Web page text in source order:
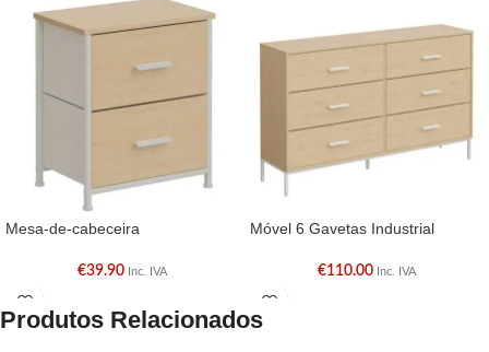
Mesa-de-cabeceira
€39.90 Inc. IVA
Móvel 6 Gavetas Industrial
€110.00 Inc. IVA
Produtos Relacionados